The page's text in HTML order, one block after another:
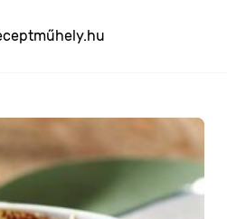
receptműhely.hu